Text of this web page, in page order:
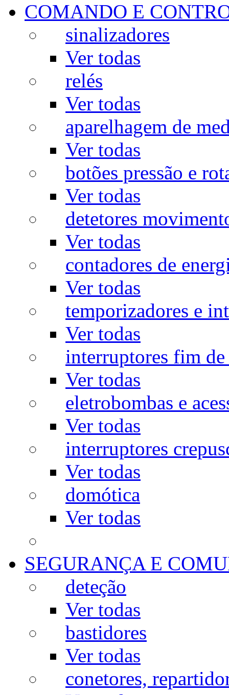
COMANDO E
sinalizadores
Ver todas
relés
Ver todas
aparelhagem de
Ver todas
botões pressão e
Ver todas
detetores
Ver todas
contadores de
Ver todas
temporizadores e
Ver todas
interruptores fim de
Ver todas
eletrobombas e
Ver todas
interruptores
Ver todas
domótica
Ver todas
SEGURANÇA E
deteção
Ver todas
bastidores
Ver todas
conetores,